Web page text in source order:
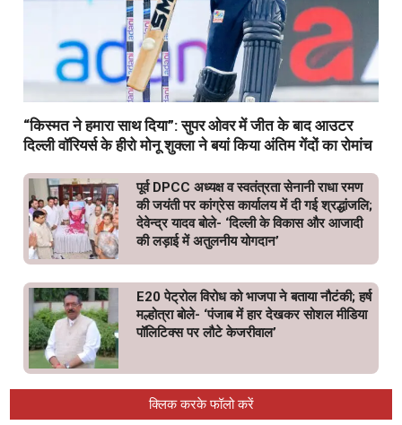
“किस्मत ने हमारा साथ दिया”: सुपर ओवर में जीत के बाद आउटर
दिल्ली वॉरियर्स के हीरो मोनू शुक्ला ने बयां किया अंतिम गेंदों का रोमांच
पूर्व DPCC अध्यक्ष व स्वतंत्रता सेनानी राधा रमण
की जयंती पर कांग्रेस कार्यालय में दी गई श्रद्धांजलि;
देवेन्द्र यादव बोले- ‘दिल्ली के विकास और आजादी
की लड़ाई में अतुलनीय योगदान’
E20 पेट्रोल विरोध को भाजपा ने बताया नौटंकी; हर्ष
मल्होत्रा बोले- ‘पंजाब में हार देखकर सोशल मीडिया
पॉलिटिक्स पर लौटे केजरीवाल’
क्लिक करके फॉलो करें